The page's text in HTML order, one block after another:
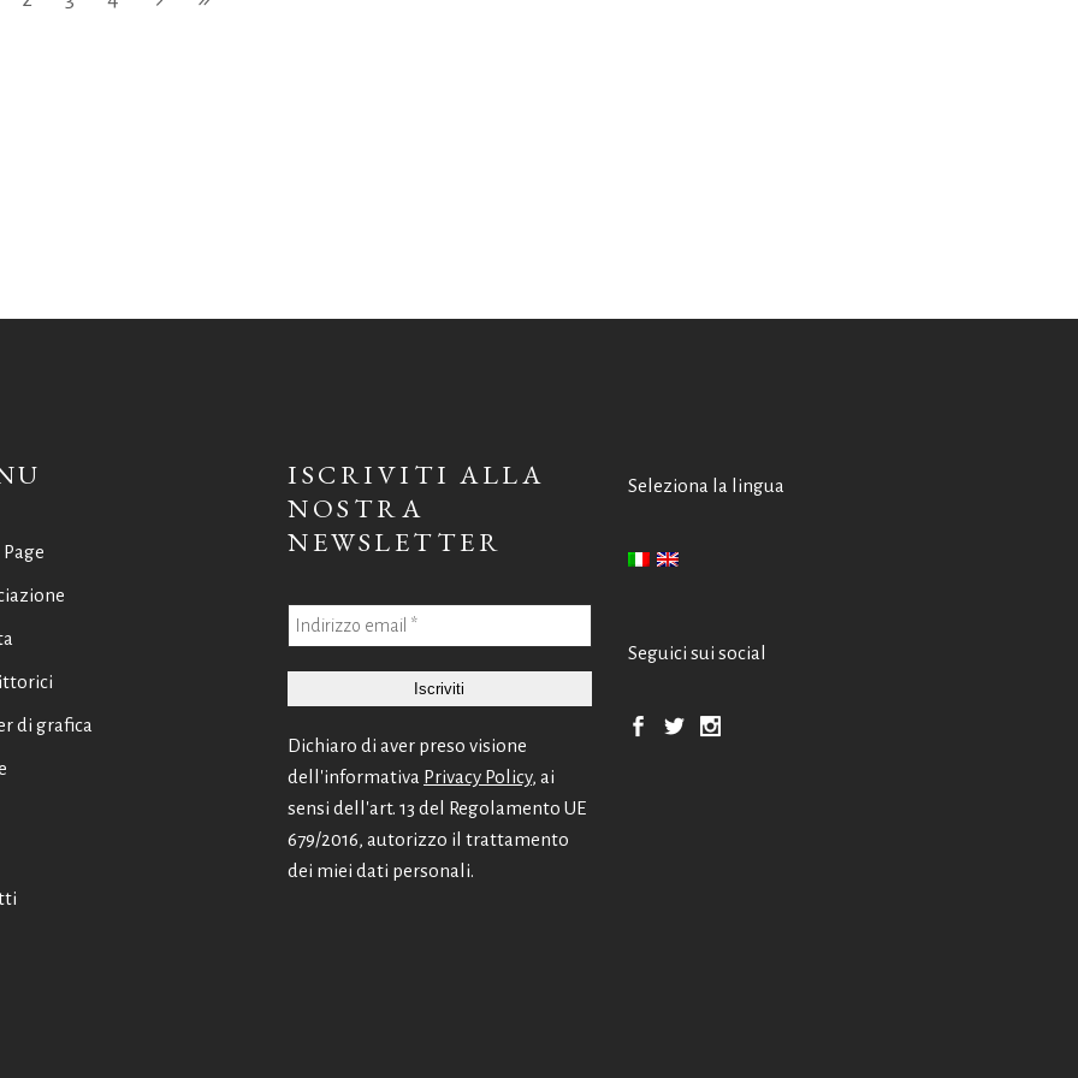
di grafica
ISCRIVITI ALLA
NOSTRA
NEWSLETTER
Dichiaro di aver preso visione
dell'informativa Privacy Policy, ai
sensi dell'art. 13 del Regolamento UE
679/2016, autorizzo il trattamento
dei miei dati personali.
Seleziona la lingua
Seguici sui social